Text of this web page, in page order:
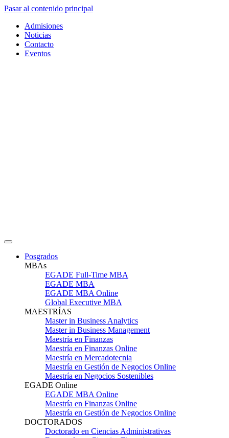
Pasar al contenido principal
Admisiones
Noticias
Contacto
Eventos
Posgrados
MBAs
EGADE Full-Time MBA
EGADE MBA
EGADE MBA Online
Global Executive MBA
MAESTRÍAS
Master in Business Analytics
Master in Business Management
Maestría en Finanzas
Maestría en Finanzas Online
Maestría en Mercadotecnia
Maestría en Gestión de Negocios Online
Maestría en Negocios Sostenibles
EGADE Online
EGADE MBA Online
Maestría en Finanzas Online
Maestría en Gestión de Negocios Online
DOCTORADOS
Doctorado en Ciencias Administrativas